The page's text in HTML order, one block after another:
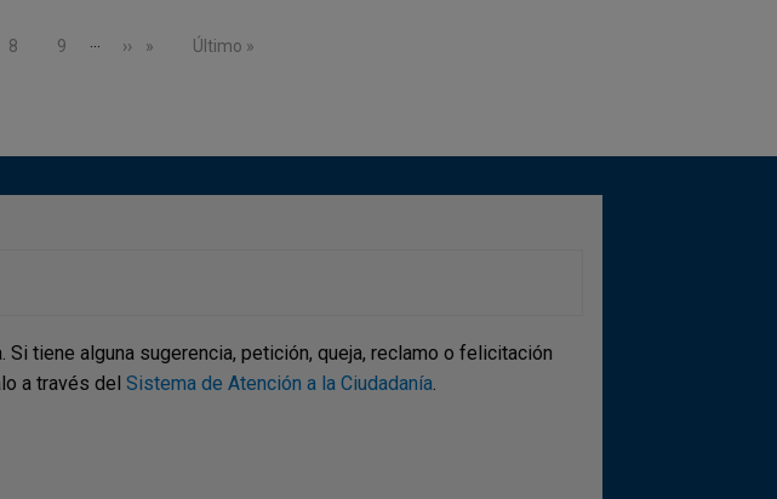
Page
8 Page
9 Siguiente página
›› Última página
Último »
tiene alguna sugerencia, petición, queja, reclamo o felicitación
a través del Sistema de Atención a la Ciudadanía